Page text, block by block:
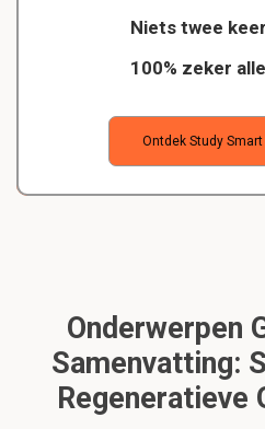
Niets twee
100% zeker
Ontdek Study Smart
Onderwerpen
Samenvatting:
Regeneratieve